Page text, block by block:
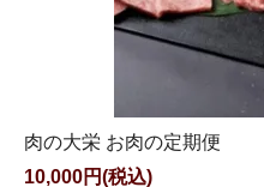
肉の大栄 お肉の定期便
10,000円(税込)